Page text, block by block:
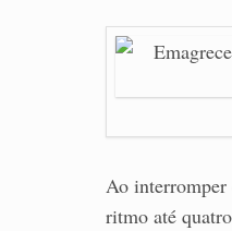
Ao interromper
ritmo até